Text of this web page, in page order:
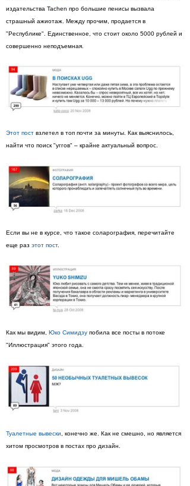
издательства Tachen про большие пенисы вызвала
страшный ажиотаж. Между прочим, продается в
"Республике". Единственное, что стоит около 5000 рублей и
совершенно неподъемная.
Этот пост взлетел в топ почти за минуты. Как выяснилось,
найти что поиск "уггов" – крайне актуальный вопрос.
Если вы не в курсе, что такое соларография, перечитайте
еще раз этот пост.
Как мы видим, Юко Симидзу побила все посты в потоке
"Иллюстрация" этого года.
Туалетные вывески , конечно же. Как не смешно, но является
хитом просмотров в постах про дизайн.